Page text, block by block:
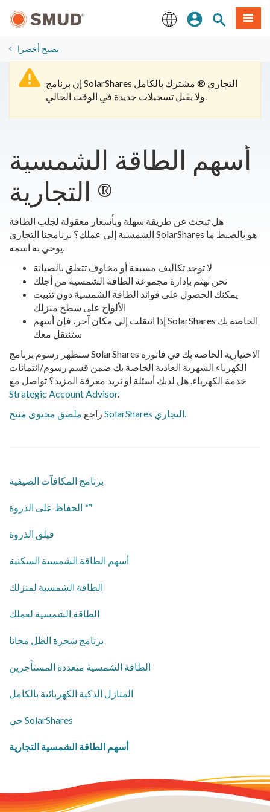
إلى
الرئيسي
تسجيل الدخول
بحث الموقع
طعام
يصبح أخضرا
إن برنامج SolarShares التجاري ® مشترك بالكامل
ولا يقبل تسجيلات جديدة في الوقت الحالي.
أسهم الطاقة الشمسية
التجارية ®
هل تبحث عن طريقة سهلة وبأسعار معقولة لجلب الطاقة
الشمسية إلى عملك؟ برنامجنا التجاري SolarShares هو بالضبط ما
يوحي به اسمه.
لا توجد تكاليف مسبقة أو مخاوف تتعلق بالصيانة
نحن نهتم بإدارة مجموعة الطاقة الشمسية من أجلك
يمكنك الحصول على فوائد الطاقة الشمسية دون تثبيت
الألواح على سطح منزلك
إذا انتقلت إلى مكان آخر، فإن أسهم SolarShares الخاصة بك
ستنتقل معك
ستظهر رسوم برنامج SolarShares الاختيارية الخاصة بك في فاتورة
الكهرباء الشهرية العادية الخاصة بك ضمن قسم رسوم/ائتمانات
خدمة الكهرباء. هل لديك أسئلة أو تريد معرفة المزيد؟ تواصل مع
Strategic Account Advisor.
راجع
ملصق محتوى منتج SolarShares التجاري.
برنامج المكافآت الصيفية
الحفاظ على الذروة ℠
فيلق الذروة
أسهم الطاقة الشمسية السكنية
​الطاقة الشمسية لمنزلك
الطاقة الشمسية لعملك
برنامج شجرة الظل مجانا
الطاقة الشمسية متعددة المستأجرين
​المنازل الذكية الكهربائية بالكامل
حي SolarShares
أسهم الطاقة الشمسية التجارية